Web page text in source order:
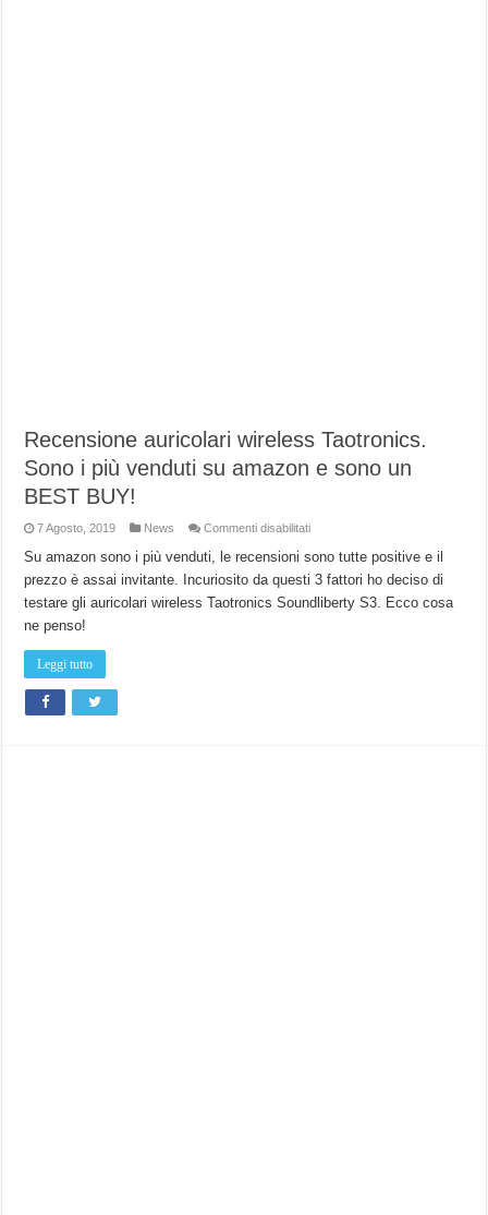
Recensione auricolari wireless Taotronics.
Sono i più venduti su amazon e sono un
BEST BUY!
7 Agosto, 2019 News Commenti disabilitatisu
auricolari
Taotronics.
i
Su amazon sono i più venduti, le recensioni sono tutte positive e il
prezzo è assai invitante. Incuriosito da questi 3 fattori ho deciso di
testare gli auricolari wireless Taotronics Soundliberty S3. Ecco cosa
ne penso!
Leggi tutto